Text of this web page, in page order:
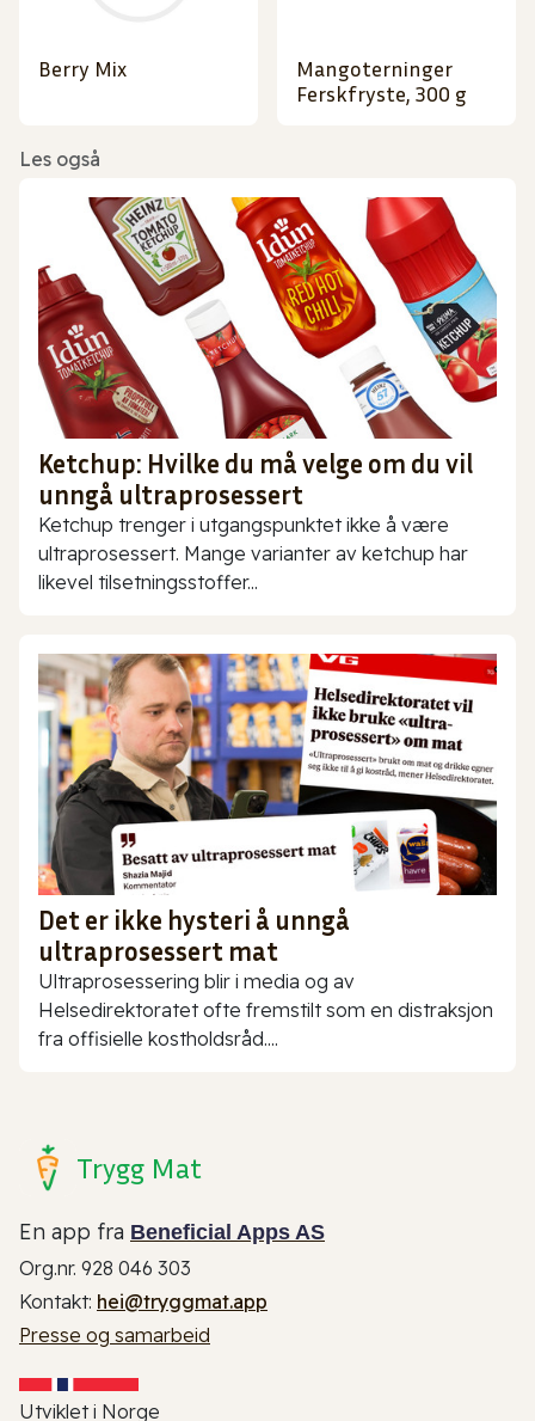
Berry Mix
Mangoterninger
Ferskfryste, 300 g
Les også
Ketchup: Hvilke du må velge om du vil
unngå ultraprosessert
Ketchup trenger i utgangspunktet ikke å være
ultraprosessert. Mange varianter av ketchup har
likevel tilsetningsstoffer...
Det er ikke hysteri å unngå
ultraprosessert mat
Ultraprosessering blir i media og av
Helsedirektoratet ofte fremstilt som en distraksjon
fra offisielle kostholdsråd....
Trygg Mat
En app fra Beneficial Apps AS
Org.nr. 928 046 303
Kontakt: hei@tryggmat.app
Presse og samarbeid
Utviklet i Norge